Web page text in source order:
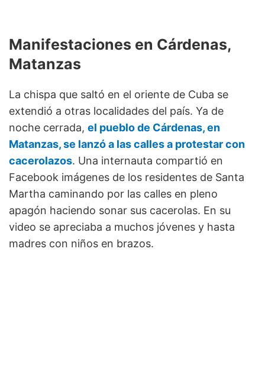
Manifestaciones en Cárdenas,
Matanzas
La chispa que saltó en el oriente de Cuba se
extendió a otras localidades del país. Ya de
noche cerrada, el pueblo de Cárdenas, en
Matanzas, se lanzó a las calles a protestar con
cacerolazos. Una internauta compartió en
Facebook imágenes de los residentes de Santa
Martha caminando por las calles en pleno
apagón haciendo sonar sus cacerolas. En su
video se apreciaba a muchos jóvenes y hasta
madres con niños en brazos.